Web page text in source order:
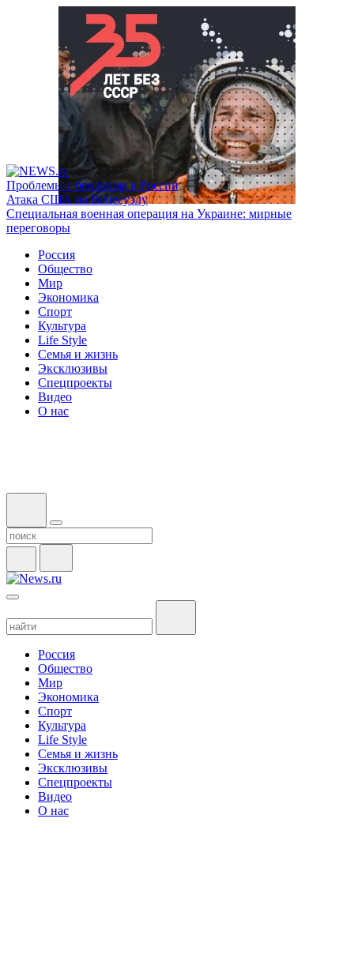
Проблемы с бензином в России
Атака США на Венесуэлу
Специальная военная операция на Украине: мирные
переговоры
Россия
Общество
Мир
Экономика
Спорт
Культура
Life Style
Семья и жизнь
Эксклюзивы
Спецпроекты
Видео
О нас
Россия
Общество
Мир
Экономика
Спорт
Культура
Life Style
Семья и жизнь
Эксклюзивы
Спецпроекты
Видео
О нас